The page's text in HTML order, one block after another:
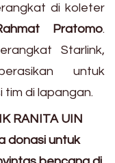
di koleter
Pratomo.
Starlink,
untuk
tim di lapangan.
RANITA UIN
donasi untuk